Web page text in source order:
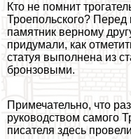
Кто не помнит
Троепольского?
памятник верному
придумали, как
статуя выполнена из
бронзовыми.
Примечательно, что
руководством самого
писателя здесь